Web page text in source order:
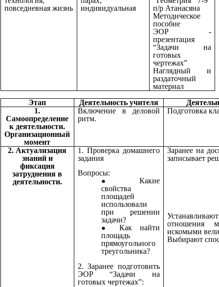
повседневная жизнь
индивидуальная
п/р Атанасяна
Методическое
пособие
ЭОР -
презентация
“Задачи на
готовых
чертежах”
Наглядный и
раздаточный
материал
Этап
Деятельность учителя
1.
Самоопределение
к деятельности.
Организационный
момент
Включение в деловой
ритм.
Подготовка
2. Актуализация
знаний и
фиксация
затруднения в
деятельности.
1. Проверка домашнего
задания
Вопросы:
Какие
свойства
площадей
использовали
при решении
задачи?
Как найти
площадь
прямоугольного
треугольника?
2. Заранее подготовить
ЭОР “Задачи на
готовых чертежах”:
Заранее на
записывает
отношения
искомыми
Выбирают